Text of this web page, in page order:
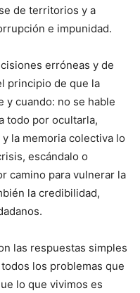
de territorios y a
e impunidad.
erróneas y de
principio de que la
y cuando: no se hable
todo por ocultarla,
la memoria colectiva lo
escándalo o
camino para vulnerar la
la credibilidad,
las respuestas simples
los problemas que
lo que vivimos es